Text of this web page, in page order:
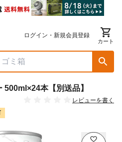
ログイン・新規会員登録
カート
500ml×24本【別送品】
レビューを書く